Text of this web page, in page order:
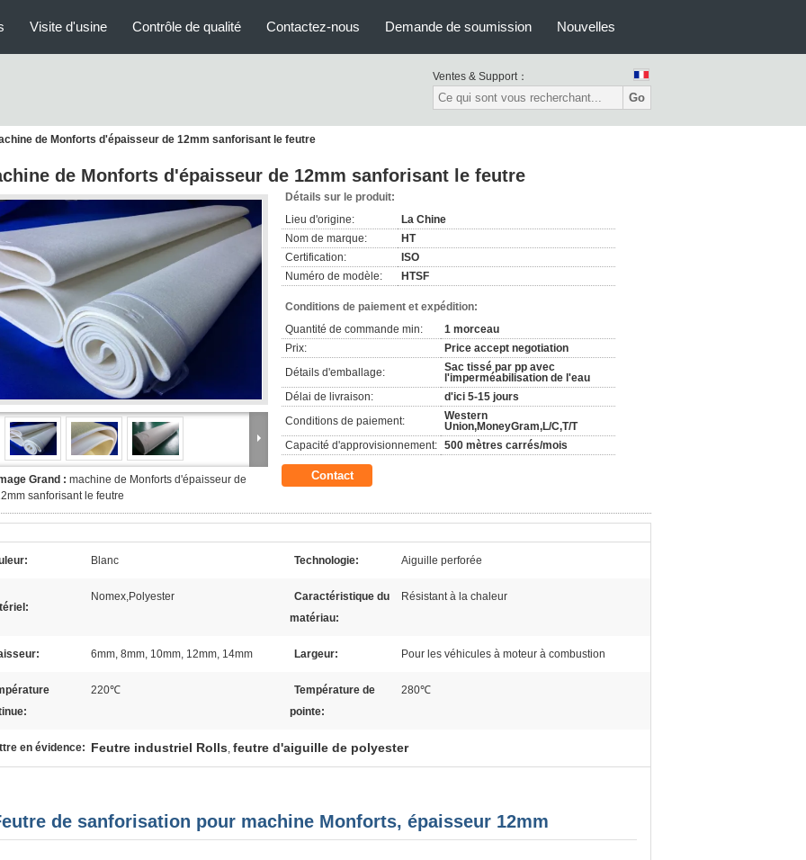
Visite d'usine Contrôle de qualité Contactez-nous Demande de soumission Nouvelles
Ventes & Support：
Go
de Monforts d'épaisseur de 12mm sanforisant le feutre
de Monforts d'épaisseur de 12mm sanforisant le feutre
Grand : machine de Monforts d'épaisseur de
sanforisant le feutre
Détails sur le produit:
Lieu d'origine:
La Chine
Nom de marque:
HT
Certification:
ISO
Numéro de modèle:
HTSF
Conditions de paiement et expédition:
Quantité de commande min:
1 morceau
Prix:
Price accept negotiation
Détails d'emballage:
Sac tissé par pp avec
l'imperméabilisation de l'eau
Délai de livraison:
d'ici 5-15 jours
Conditions de paiement:
Western
Union,MoneyGram,L/C,T/T
Capacité d'approvisionnement: 500 mètres carrés/mois
Contact
Blanc Technologie: Aiguille perforée
Nomex,Polyester
Caractéristique du
matériau:
Résistant à la chaleur
6mm, 8mm, 10mm, 12mm, 14mm Largeur: Pour les véhicules à moteur à combustion
220℃
Température de
pointe:
280℃
en évidence: Feutre industriel Rolls, feutre d'aiguille de polyester
de sanforisation pour machine Monforts, épaisseur 12mm